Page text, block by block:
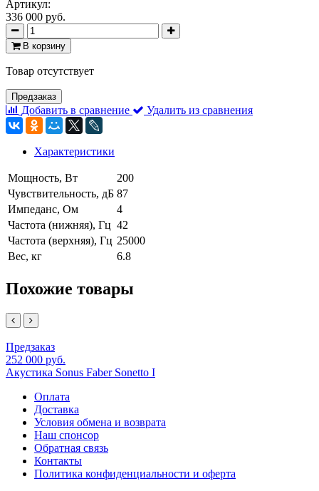
Артикул:
336 000 руб.
В корзину
Товар отсутствует
Предзаказ
Добавить в сравнение Удалить из сравнения
Характеристики
Мощность, Вт
200
Чувствительность, дБ 87
Импеданс, Ом
4
Частота (нижняя), Гц 42
Частота (верхняя), Гц 25000
Вес, кг
6.8
Похожие товары
Предзаказ
252 000 руб.
Акустика Sonus Faber Sonetto I
Оплата
Доставка
Условия обмена и возврата
Наш спонсор
Обратная связь
Контакты
Политика конфиденциальности и оферта